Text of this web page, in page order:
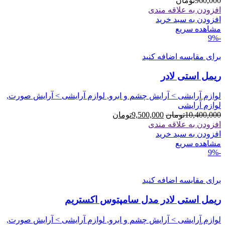
افزودن به علاقه مندی
افزودن به سبد خرید
مشاهده سریع
-9%
برای مقایسه اضافه کنید
ریمل استی لادر
لوازم آرایشی > آرایش چشم و ابرو, لوازم آرایشی > آرایش صورت,
لوازم آرایشی
10,400,000تومان قیمت
اصلی
9,500,000تومان
افزودن به علاقه مندی
افزودن به سبد خرید
مشاهده سریع
-9%
برای مقایسه اضافه کنید
ریمل استی لادر مدل سامپتوس اکستریم
لوازم آرایشی > آرایش چشم و ابرو, لوازم آرایشی > آرایش صورت,